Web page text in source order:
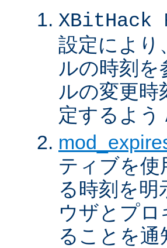
設定により
ルの時刻を
ルの変更時
定するよう
ティブを使
る時刻を
ウザとプ
ることを通